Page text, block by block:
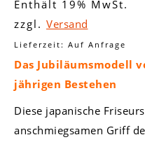
Enthält 19% MwSt.
zzgl. Versand
Lieferzeit: Auf Anfrage
Das Jubiläumsmodell
jährigen Bestehen
Diese japanische
anschmiegsamen Griff